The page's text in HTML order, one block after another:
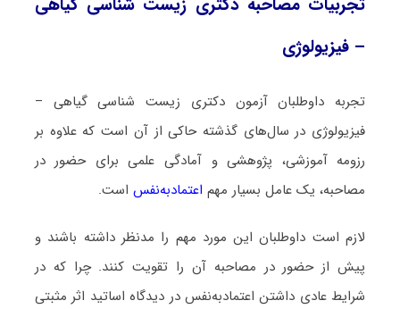
تجربیات مصاحبه دکتری زیست ‌شناسی گیاهی
– فیزیولوژی
تجربه داوطلبان آزمون دکتری زیست ‌شناسی گیاهی –
فیزیولوژی در سال‌های گذشته حاکی از آن است که علاوه بر
رزومه آموزشی، پژوهشی و آمادگی علمی برای حضور در
مصاحبه، یک عامل بسیار مهم اعتمادبه‌نفساست.
لازم است داوطلبان این مورد مهم را مدنظر داشته باشند و
پیش از حضور در مصاحبه آن را تقویت کنند. چرا که در
شرایط عادی داشتن اعتمادبه‌نفس در دیدگاه اساتید اثر مثبتی